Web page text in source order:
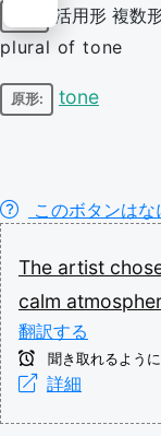
活用形 複数
plural of tone
原形: tone
このボタンはな
The artist
calm
翻訳する
聞き取れるよう
詳細